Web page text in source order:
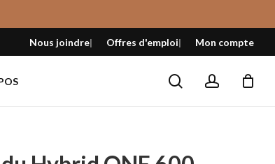
Nous joindre Offres d'emploi Mon compte
searchaccount
Fermer
le
panier